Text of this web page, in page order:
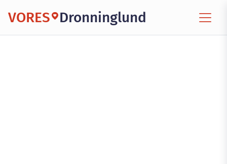
VORES Dronninglund